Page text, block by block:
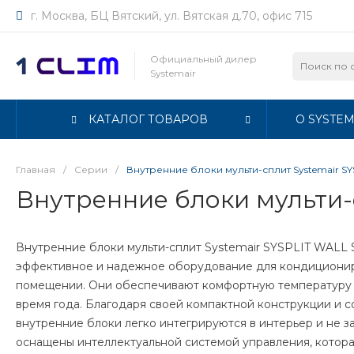
г. Москва, БЦ Вятский, ул. Вятская д.70, офис 715
Официальный дилер
Systemair
КАТАЛОГ ТОВАРОВ О
Главная / Серии / Внутренние блоки мульти-сплит Systemair
Внутренние блоки мульти-
Внутренние блоки мульти-сплит Systemair SYSPLIT WALL
эффективное и надежное оборудование для
помещении. Они обеспечивают комфортную температуру
время года. Благодаря своей компактной конструкции и
внутренние блоки легко интегрируются в интерьер и не
оснащены интеллектуальной системой управления,